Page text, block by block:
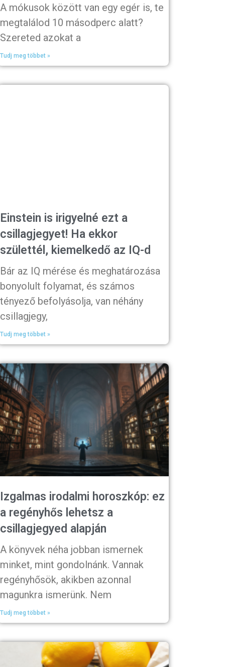
A mókusok között van egy egér is, te
megtalálod 10 másodperc alatt?
Szereted azokat a
Tudj meg többet »
Einstein is irigyelné ezt a
csillagjegyet! Ha ekkor
születtél, kiemelkedő az IQ-d
Bár az IQ mérése és meghatározása
bonyolult folyamat, és számos
tényező befolyásolja, van néhány
csillagjegy,
Tudj meg többet »
Izgalmas irodalmi horoszkóp: ez
a regényhős lehetsz a
csillagjegyed alapján
A könyvek néha jobban ismernek
minket, mint gondolnánk. Vannak
regényhősök, akikben azonnal
magunkra ismerünk. Nem
Tudj meg többet »